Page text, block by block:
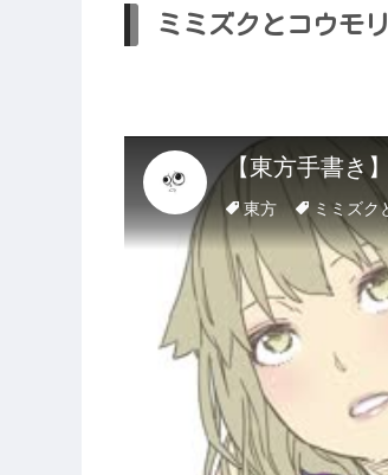
ミミズクとコウモリ